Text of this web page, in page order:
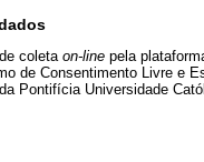
coleta on-line pela
de Consentimento Livre e
Pontifícia Universidade